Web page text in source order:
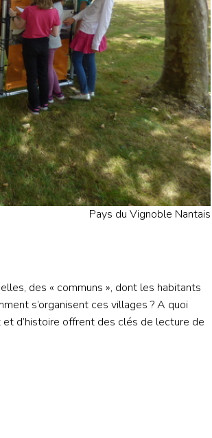
Pays du Vignoble Nantais
des « communs », dont les habitants
s’organisent ces villages ? A quoi
d’histoire offrent des clés de lecture de